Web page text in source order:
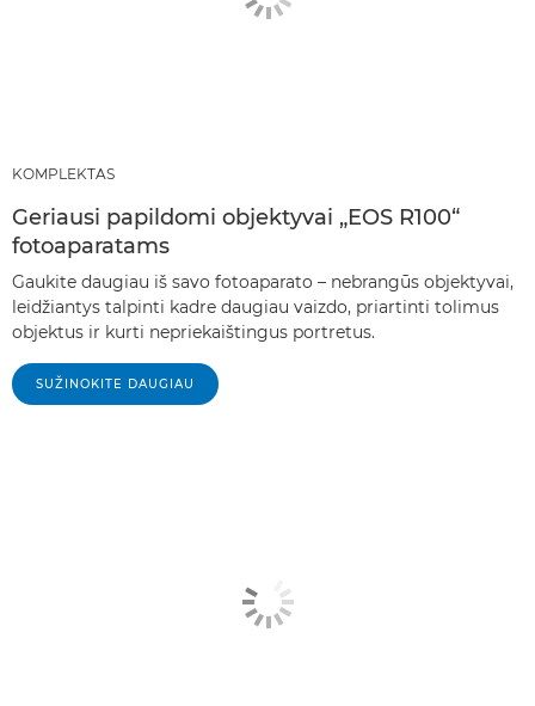
KOMPLEKTAS
Geriausi papildomi objektyvai „EOS R100“
fotoaparatams
Gaukite daugiau iš savo fotoaparato – nebrangūs objektyvai,
leidžiantys talpinti kadre daugiau vaizdo, priartinti tolimus
objektus ir kurti nepriekaištingus portretus.
SUŽINOKITE DAUGIAU